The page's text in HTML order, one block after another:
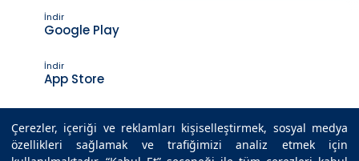
Çerezler, içeriği ve reklamları kişiselleştirmek, sosyal medya
özellikleri sağlamak ve trafiğimizi analiz etmek için
İndir
Google Play
İndir
App Store
Son Güncelleme Tarihi : 13.03.2026 16:40